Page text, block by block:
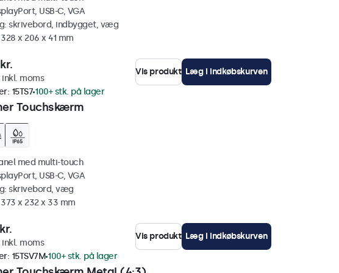
USB-C, VGA
skrivebord, indbygget, væg
x 206 x 41 mm
inkl. moms
Vis produkt Læg i indkøbskurven
Touchskærm
15TS7 100+ stk. på lager
med multi-touch
USB-C, VGA
skrivebord, væg
x 232 x 33 mm
inkl. moms
Vis produkt Læg i indkøbskurven
15TSV7M 100+ stk. på lager